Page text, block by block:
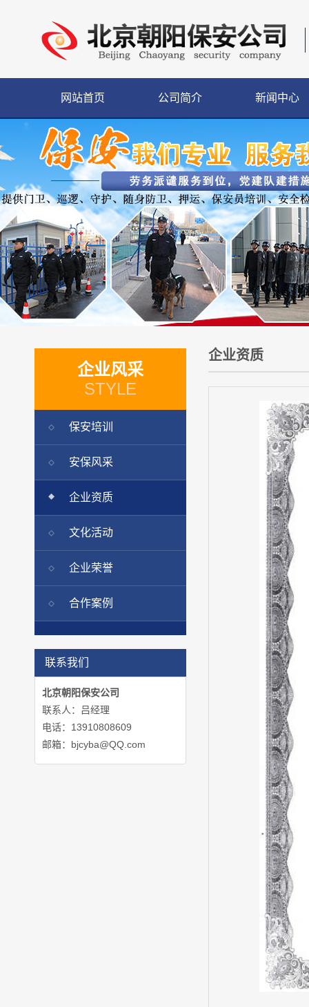
网站首页 公司简介 新闻中心
企业风采
STYLE
保安培训
安保风采
企业资质
文化活动
企业荣誉
合作案例
联系我们
北京朝阳保安公司
联系人：吕经理
电话：13910808609
邮箱：bjcyba@QQ.com
企业资质